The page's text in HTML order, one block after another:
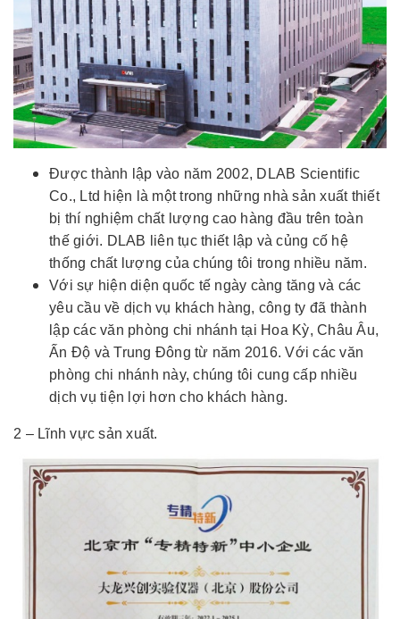
Được thành lập vào năm 2002, DLAB Scientific
Co., Ltd hiện là một trong những nhà sản xuất thiết
bị thí nghiệm chất lượng cao hàng đầu trên toàn
thế giới. DLAB liên tục thiết lập và củng cố hệ
thống chất lượng của chúng tôi trong nhiều năm.
Với sự hiện diện quốc tế ngày càng tăng và các
yêu cầu về dịch vụ khách hàng, công ty đã thành
lập các văn phòng chi nhánh tại Hoa Kỳ, Châu Âu,
Ấn Độ và Trung Đông từ năm 2016. Với các văn
phòng chi nhánh này, chúng tôi cung cấp nhiều
dịch vụ tiện lợi hơn cho khách hàng.
2 – Lĩnh vực sản xuất.